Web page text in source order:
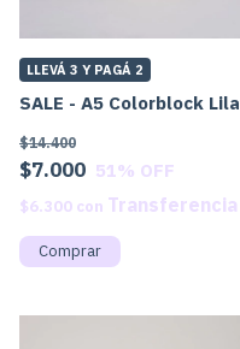
SALE - A5 Colorblock Lila
$7.000
$14.400
51% OFF
LLEVÁ 3 Y PAGÁ 2
$6.300 con